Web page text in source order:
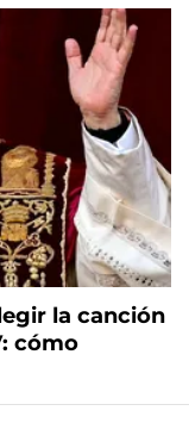
la canción
cómo